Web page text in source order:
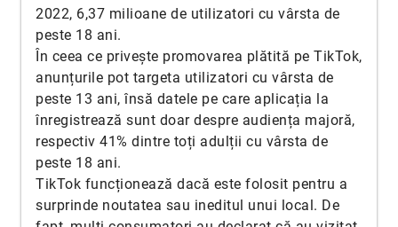
2022, 6,37 milioane de utilizatori cu vârsta de
peste 18 ani.
În ceea ce privește promovarea plătită pe TikTok,
anunțurile pot targeta utilizatori cu vârsta de
peste 13 ani, însă datele pe care aplicația la
înregistrează sunt doar despre audiența majoră,
respectiv 41% dintre toți adulții cu vârsta de
peste 18 ani.
TikTok funcționează dacă este folosit pentru a
surprinde noutatea sau ineditul unui local. De